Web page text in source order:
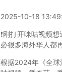
2025-10-18
❗️刚打开咪咕视频
必很多海外华人都
根据2024年《全球